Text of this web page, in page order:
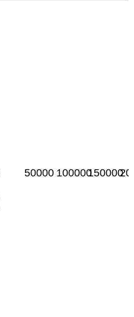
50000 100000150000